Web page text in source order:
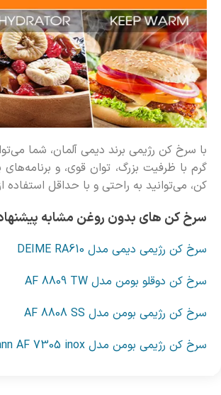
با سرخ کن رژیمی برند دیمی آلمان، شما
گرم با ظرفیت بزرگ، توان قوی، و
کن، می‌توانید به راحتی و با حداقل
سرخ کن های بدون روغن مشابه
سرخ کن رژیمی دیمی مدل DEIME RA610
سرخ کن دوقلو بومن مدل AF 8809 TW
سرخ کن رژیمی بومن مدل AF 8808 SS
سرخ کن رژیمی بومن مدل Bomann AF 7305 inox